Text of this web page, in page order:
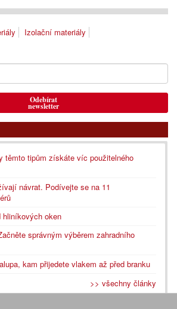
Izolační materiály
Odebírat
newsletter
těmto tipům získáte víc použitelného
návrat. Podívejte se na 11
hliníkových oken
správným výběrem zahradního
kam přijedete vlakem až před branku
>> všechny články